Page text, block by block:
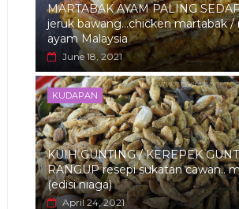
MARTABAK AYAM PALING
jeruk bawang...chicken martabak
ayam Malaysia
June 18, 2021
KUDAPAN
KUIH GUNTING / KEREPEK
RANGUP resepi sukatan cawan..
(edisi niaga)
April 24, 2021